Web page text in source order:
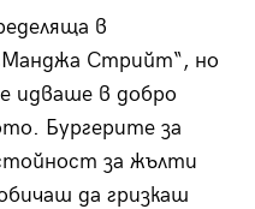
в
Стрийт“, но
идваше в добро
Бургерите за
за жълти
да гризкаш